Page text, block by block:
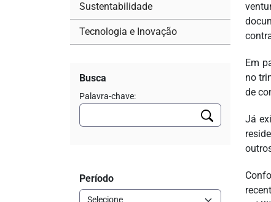
Em
no
de
Já
Sustentabilidade
Tecnologia e Inovação
Busca
Palavra-chave:
Período